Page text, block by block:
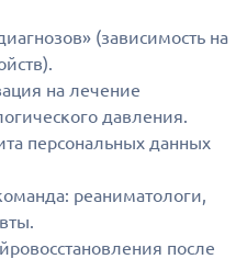
(зависимость на
на лечение
давления.
персональных данных
реаниматологи,
после